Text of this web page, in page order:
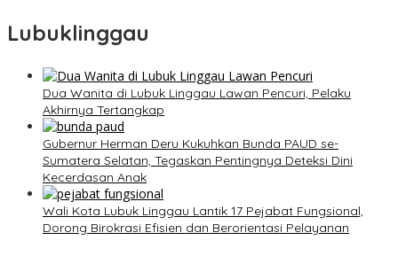
Lubuklinggau
Dua Wanita di Lubuk Linggau Lawan Pencuri, Pelaku
Akhirnya Tertangkap
Gubernur Herman Deru Kukuhkan Bunda PAUD se-
Sumatera Selatan, Tegaskan Pentingnya Deteksi Dini
Kecerdasan Anak
Wali Kota Lubuk Linggau Lantik 17 Pejabat Fungsional,
Dorong Birokrasi Efisien dan Berorientasi Pelayanan